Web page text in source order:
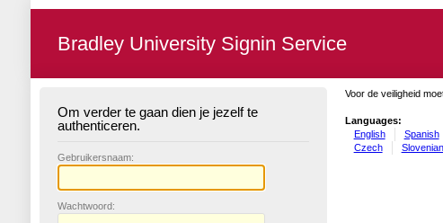
Bradley University Signin Service
Om verder te gaan dien je jezelf te
authenticeren.
Gebruikersnaam:
Wachtwoord:
Voor de veiligheid
Languages:
English
Spanish
Czech
Slovenian